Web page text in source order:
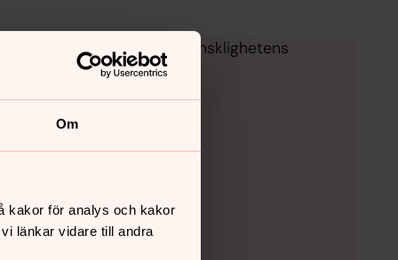
Om
kakor för analys och kakor
länkar vidare till andra
och bidra till mänsklighetens